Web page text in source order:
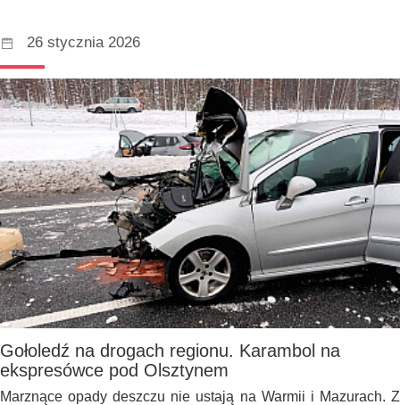
26 stycznia 2026
Gołoledź na drogach regionu. Karambol na
ekspresówce pod Olsztynem
Marznące opady deszczu nie ustają na Warmii i Mazurach. Z